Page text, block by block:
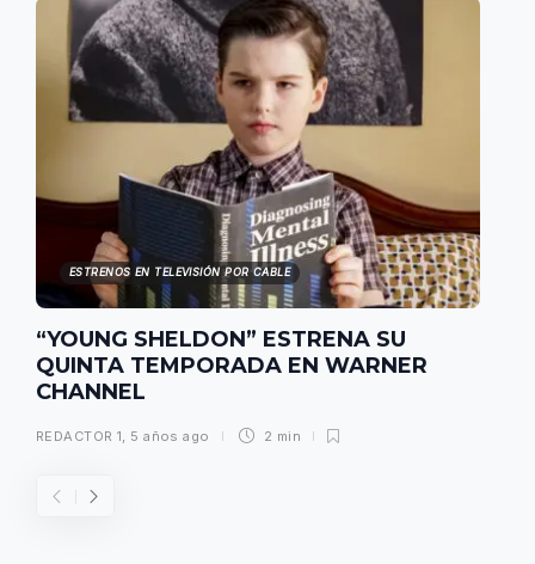
ESTRENOS EN TELEVISIÓN POR CABLE
“YOUNG SHELDON” ESTRENA SU
QUINTA TEMPORADA EN WARNER
CHANNEL
REDACTOR 1 5 años ago 2 min